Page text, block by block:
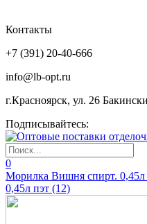
Контакты
+7 (391) 20-40-666
info@lb-opt.ru
г.Красноярск, ул. 26
Подписывайтесь:
0
Морилка Вишня спирт. 0,45л
0,45л пэт (12)